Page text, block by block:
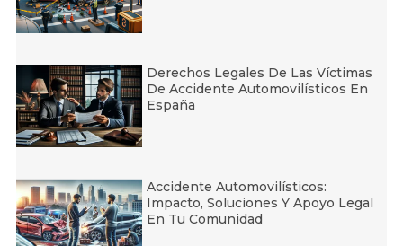
Derechos Legales De Las Víctimas
De Accidente Automovilísticos En
España
Accidente Automovilísticos:
Impacto, Soluciones Y Apoyo Legal
En Tu Comunidad